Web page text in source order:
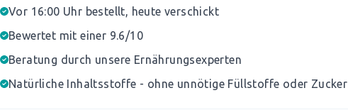
Vor 16:00 Uhr bestellt, heute verschickt
Bewertet mit einer 9.6/10
Beratung durch unsere Ernährungsexperten
Natürliche Inhaltsstoffe - ohne unnötige Füllstoffe oder Zucker